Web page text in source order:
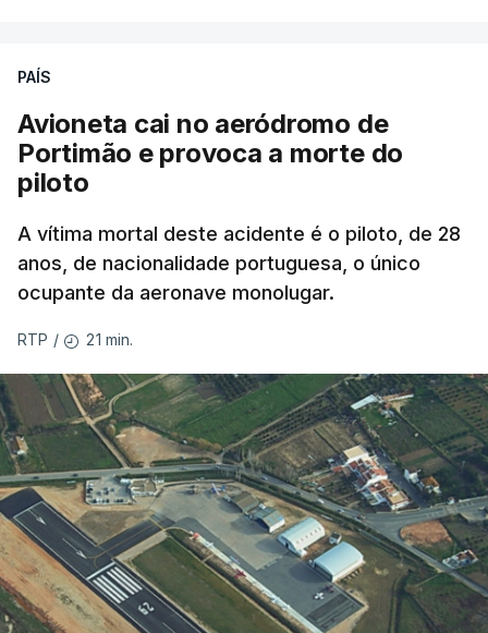
PAÍS
Avioneta cai no aeródromo de
Portimão e provoca a morte do
piloto
A vítima mortal deste acidente é o piloto, de 28
anos, de nacionalidade portuguesa, o único
ocupante da aeronave monolugar.
RTP / 21 min.